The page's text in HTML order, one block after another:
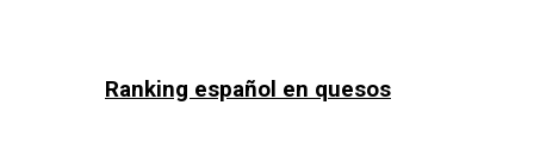
Ranking español en quesos